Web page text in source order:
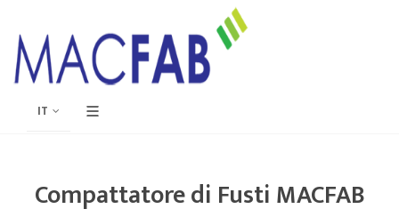
IT
Compattatore di Fusti MACFAB